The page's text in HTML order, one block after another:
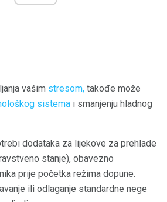
vašim stresom, takođe može
sistema i smanjenju hladnog
dodataka za lijekove za prehlade
stanje), obavezno
prije početka režima dopune.
ili odlaganje standardne nege